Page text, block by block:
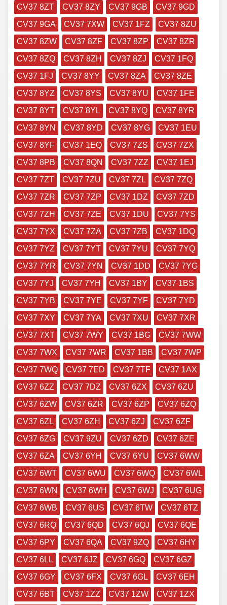
CV37 8ZT
CV37 8ZY CV37 9GB
CV37 9GD
CV37 9GA
CV37 7XW CV37 1FZ
CV37 8ZU
CV37 8ZW
CV37 8ZF CV37 8ZP
CV37 8ZR
CV37 8ZQ
CV37 8ZH CV37 8ZJ
CV37 1FQ
CV37 1FJ
CV37 8YY CV37 8ZA
CV37 8ZE
CV37 8YZ
CV37 8YS CV37 8YU
CV37 1FE
CV37 8YT
CV37 8YL CV37 8YQ
CV37 8YR
CV37 8YN
CV37 8YD CV37 8YG
CV37 1EU
CV37 8YF
CV37 1EQ CV37 7ZS
CV37 7ZX
CV37 8PB
CV37 8QN CV37 7ZZ
CV37 1EJ
CV37 7ZT
CV37 7ZU CV37 7ZL
CV37 7ZQ
CV37 7ZR
CV37 7ZP CV37 1DZ
CV37 7ZD
CV37 7ZH
CV37 7ZE CV37 1DU
CV37 7YS
CV37 7YX
CV37 7ZA CV37 7ZB
CV37 1DQ
CV37 7YZ
CV37 7YT CV37 7YU
CV37 7YQ
CV37 7YR
CV37 7YN CV37 1DD
CV37 7YG
CV37 7YJ
CV37 7YH CV37 1BY
CV37 1BS
CV37 7YB
CV37 7YE CV37 7YF
CV37 7YD
CV37 7XY
CV37 7YA CV37 7XU
CV37 7XR
CV37 7XT
CV37 7WY CV37 1BG
CV37 7WW
CV37 7WX
CV37 7WR CV37 1BB
CV37 7WP
CV37 7WQ
CV37 7ED CV37 7TF
CV37 1AX
CV37 6ZZ
CV37 7DZ CV37 6ZX
CV37 6ZU
CV37 6ZW
CV37 6ZR CV37 6ZP
CV37 6ZQ
CV37 6ZL
CV37 6ZH CV37 6ZJ
CV37 6ZF
CV37 6ZG
CV37 9ZU CV37 6ZD
CV37 6ZE
CV37 6ZA
CV37 6YH CV37 6YU
CV37 6WW
CV37 6WT
CV37 6WU CV37 6WQ
CV37 6WL
CV37 6WN
CV37 6WH CV37 6WJ
CV37 6UG
CV37 6WB
CV37 6US CV37 6TW
CV37 6TZ
CV37 6RQ
CV37 6QD CV37 6QJ
CV37 6QE
CV37 6PY
CV37 6QA CV37 9ZQ
CV37 6HY
CV37 6LL
CV37 6JZ CV37 6GQ
CV37 6GZ
CV37 6GY
CV37 6FX CV37 6GL
CV37 6EH
CV37 6BT
CV37 1ZZ CV37 1ZW CV37 1ZX